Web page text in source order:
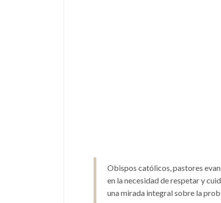
Obispos católicos, pastores
en la necesidad de respetar y
una mirada integral sobre la